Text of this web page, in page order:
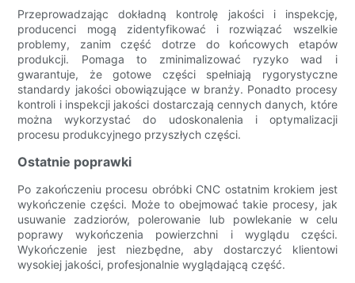
Przeprowadzając dokładną kontrolę jakości i inspekcję,
producenci mogą zidentyfikować i rozwiązać wszelkie
problemy, zanim część dotrze do końcowych etapów
produkcji. Pomaga to zminimalizować ryzyko wad i
gwarantuje, że gotowe części spełniają rygorystyczne
standardy jakości obowiązujące w branży. Ponadto procesy
kontroli i inspekcji jakości dostarczają cennych danych, które
można wykorzystać do udoskonalenia i optymalizacji
procesu produkcyjnego przyszłych części.
Ostatnie poprawki
Po zakończeniu procesu obróbki CNC ostatnim krokiem jest
wykończenie części. Może to obejmować takie procesy, jak
usuwanie zadziorów, polerowanie lub powlekanie w celu
poprawy wykończenia powierzchni i wyglądu części.
Wykończenie jest niezbędne, aby dostarczyć klientowi
wysokiej jakości, profesjonalnie wyglądającą część.